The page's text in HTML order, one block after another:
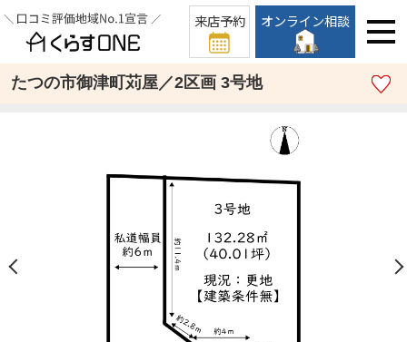
来店予約 オンライン相談
たつの市御津町苅屋／2区画 3号地